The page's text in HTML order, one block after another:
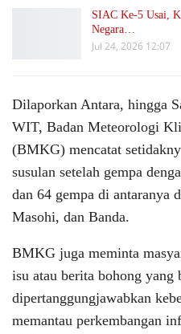
SIAC Ke-5 Usai,
Negara…
Jul 24, 2026 12:07
Dilaporkan Antara, hingga
WIT, Badan Meteorologi
(BMKG) mencatat
susulan setelah gempa
dan 64 gempa di antaranya
Masohi, dan Banda.
BMKG juga meminta
isu atau berita bohong yang
dipertanggungjawabkan
memantau perkembangan